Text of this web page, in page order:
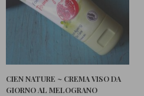
CIEN NATURE ~ CREMA VISO DA
GIORNO AL MELOGRANO